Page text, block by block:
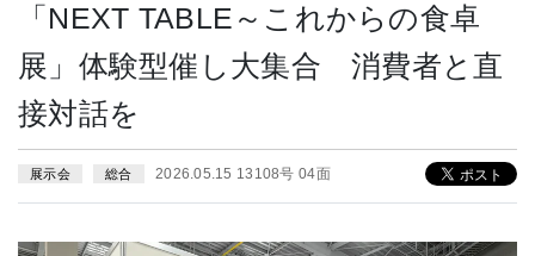
「NEXT TABLE～これからの食卓
展」体験型催し大集合 消費者と直
接対話を
展示会 総合 2026.05.15 13108号 04面